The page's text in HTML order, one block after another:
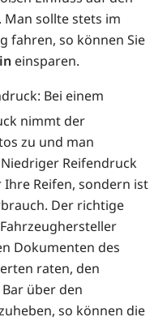
. Man sollte stets im
fahren, so können Sie
einsparen.
Bei einem
nimmt der
zu und man
Reifendruck
Reifen, sondern ist
Der richtige
Dokumenten des
raten, den
über den
so können die